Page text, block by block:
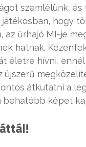
szemlélünk,
hogy
az űrhajó MI-je
hatnak.
életre hívni,
újszerű
átkutatni a
behatóbb képet